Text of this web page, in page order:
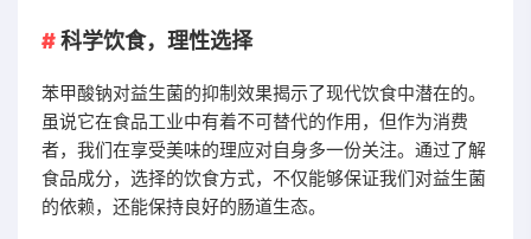
科学饮食，理性选择
苯甲酸钠对益生菌的抑制效果揭示了现代饮食中潜在的。
虽说它在食品工业中有着不可替代的作用，但作为消费
者，我们在享受美味的理应对自身多一份关注。通过了解
食品成分，选择的饮食方式，不仅能够保证我们对益生菌
的依赖，还能保持良好的肠道生态。